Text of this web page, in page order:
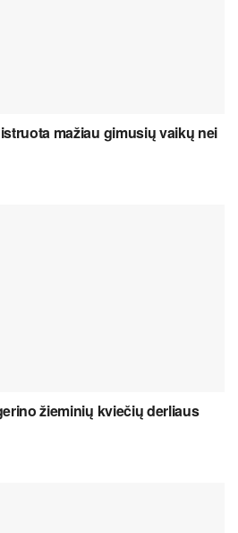
mažiau gimusių vaikų nei
žieminių kviečių derliaus